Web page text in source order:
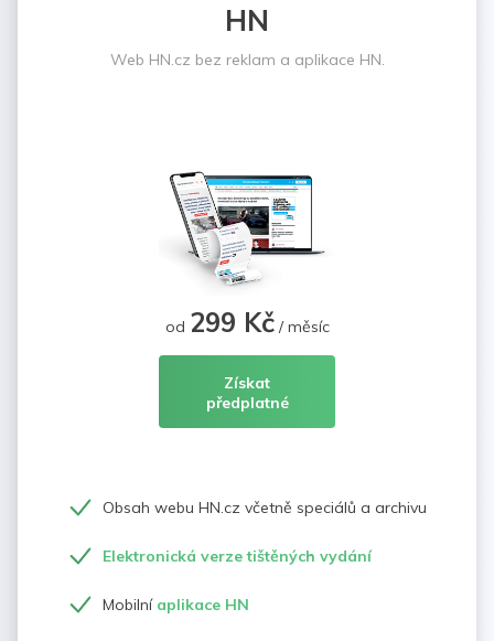
HN
Web HN.cz bez reklam a aplikace HN.
od 299 Kč/ měsíc
Získat
předplatné
Obsah webu HN.cz včetně speciálů a archivu
Elektronická verze tištěných vydání
Mobilní aplikace HN